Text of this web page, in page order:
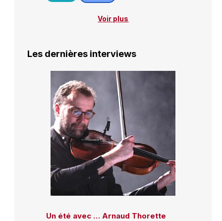
Voir plus
Les dernières interviews
Un été avec … Arnaud Thorette